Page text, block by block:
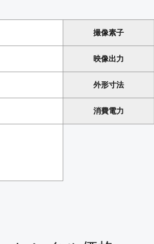
撮像素子
映像出力
外形寸法
消費電力